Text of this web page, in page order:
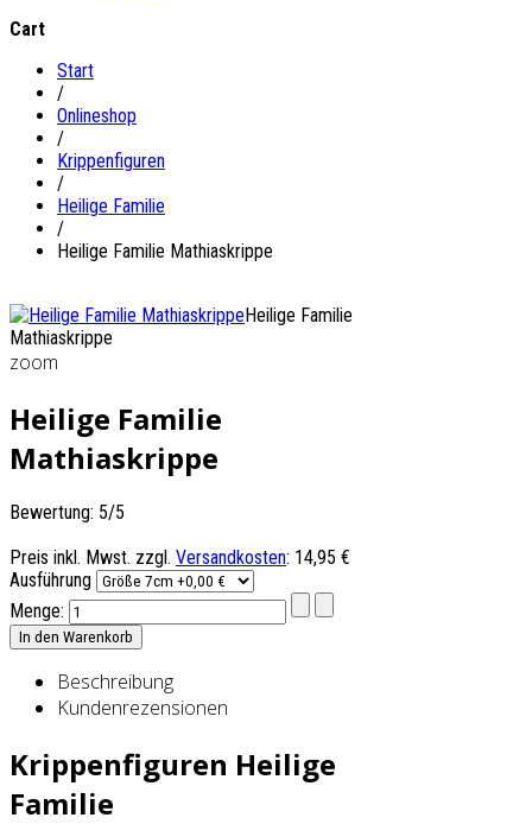
Cart
Start
/
Onlineshop
/
Krippenfiguren
/
Heilige Familie
/
Heilige Familie Mathiaskrippe
Heilige Familie
Mathiaskrippe
zoom
Heilige Familie
Mathiaskrippe
Bewertung: 5/5
Preis inkl. Mwst. zzgl. Versandkosten: 14,95 €
Ausführung
Menge:
Beschreibung
Kundenrezensionen
Krippenfiguren Heilige
Familie